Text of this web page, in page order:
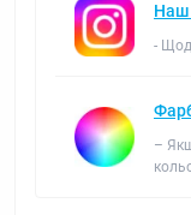
Наш
-
–